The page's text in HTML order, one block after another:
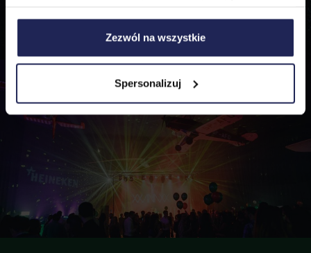
Korzystanie z plików cookie w wymienionych celach
wiąże się z przetwarzaniem Twoich danych osobowych.
Administratorem tych danych jest PromoAgency sp. z
o.o., a w niektórych przypadkach także nasi partnerzy.
Szczegółowe informacje na temat stosowania cookie
oraz przetwarzania danych osobowych, w tym
przysługujących Ci uprawnień, znajdziesz w naszej
Polityce Cookies.
Zezwól na wszystkie
Spersonalizuj